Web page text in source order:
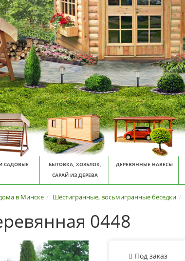
САДОВЫЕ
БЫТОВКА, ХОЗБЛОК,
САРАЙ ИЗ ДЕРЕВА
ДЕРЕВЯННЫЕ НАВЕСЫ
в Минске Шестигранные, восьмигранные беседки
0448
Под заказ